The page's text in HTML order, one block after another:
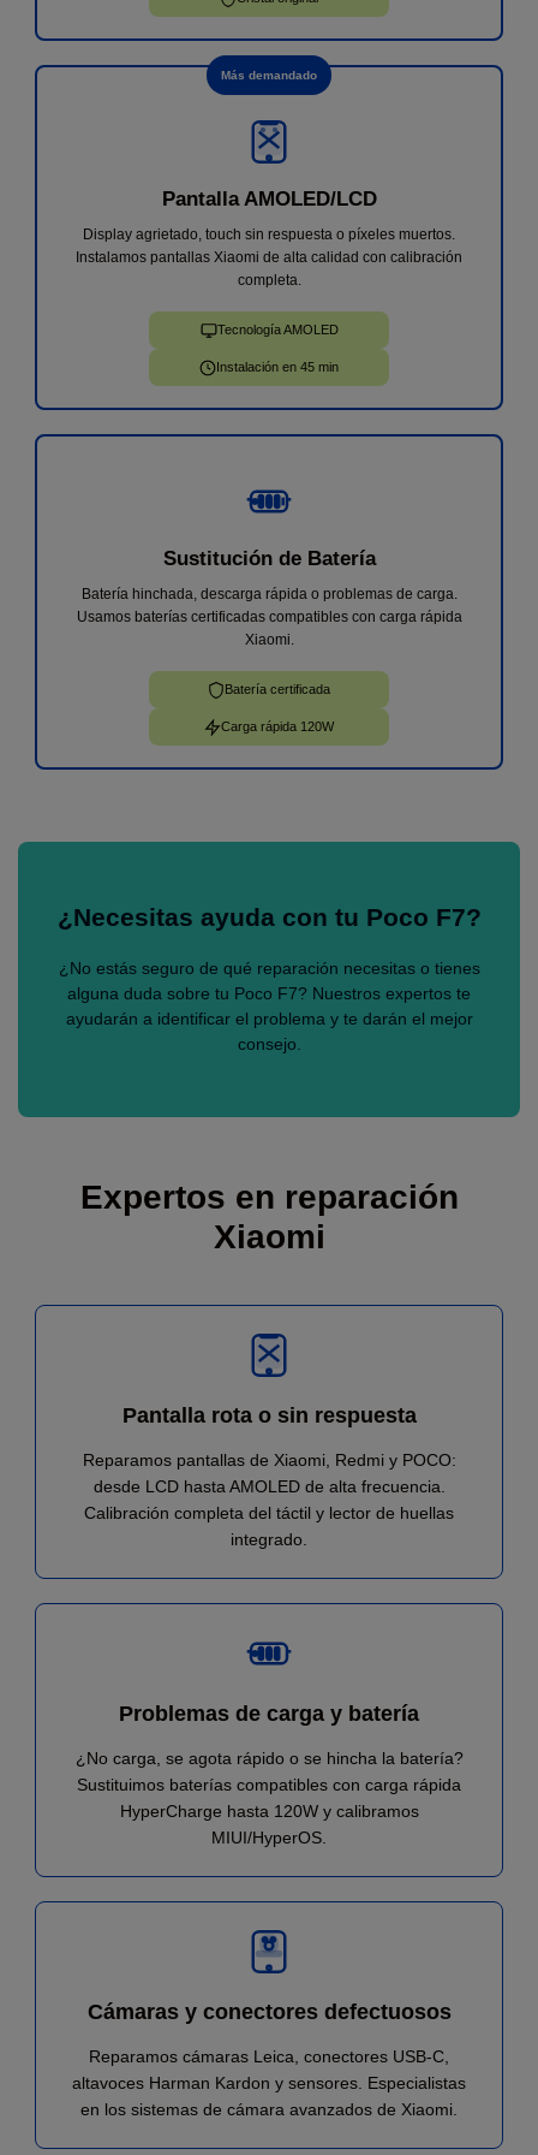
Más demandado
Pantalla AMOLED/LCD
Display agrietado, touch sin respuesta o píxeles muertos.
Instalamos pantallas Xiaomi de alta calidad con calibración
completa.
Tecnología AMOLED
Instalación en 45 min
Sustitución de Batería
Batería hinchada, descarga rápida o problemas de carga.
Usamos baterías certificadas compatibles con carga rápida
Xiaomi.
Batería certificada
Carga rápida 120W
¿Necesitas ayuda con tu Poco F7?
¿No estás seguro de qué reparación necesitas o tienes
alguna duda sobre tu Poco F7? Nuestros expertos te
ayudarán a identificar el problema y te darán el mejor
consejo.
Expertos en reparación
Xiaomi
Pantalla rota o sin respuesta
Reparamos pantallas de Xiaomi, Redmi y POCO:
desde LCD hasta AMOLED de alta frecuencia.
Calibración completa del táctil y lector de huellas
integrado.
Problemas de carga y batería
¿No carga, se agota rápido o se hincha la batería?
Sustituimos baterías compatibles con carga rápida
HyperCharge hasta 120W y calibramos
MIUI/HyperOS.
Cámaras y conectores defectuosos
Reparamos cámaras Leica, conectores USB-C,
altavoces Harman Kardon y sensores. Especialistas
en los sistemas de cámara avanzados de Xiaomi.